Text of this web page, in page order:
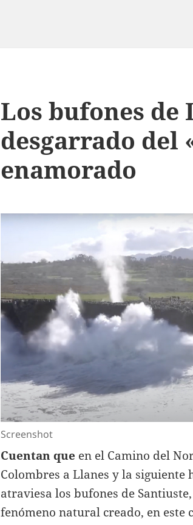
Los bufones de
desgarrado del
enamorado
Screenshot
Cuentan que en el Camino del
Colombres a Llanes y la siguiente
atraviesa los bufones de
fenómeno natural creado, en este